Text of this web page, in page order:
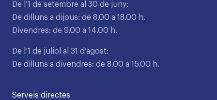
De l’1 de setembre al 30 de juny:
De dilluns a dijous: de 8.00 a 18.00 h.
Divendres: de 9.00 a 14.00 h.
De l’1 de juliol al 31 d’agost:
De dilluns a divendres: de 8.00 a 15.00 h.
Serveis directes